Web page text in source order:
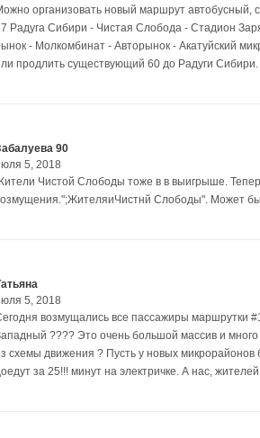
организовать новый маршрут автобусный,
Радуга Сибири - Чистая Слобода - Стадион
- Молкомбинат - Авторынок - Акатуйский
продлить существующий 60 до Радуги Сибири.
90
5, 2018
Чистой Слободы тоже в в выигрыше.
Слободы". Может
5, 2018
возмущались все пассажиры маршрутки
???? Это очень большой массив и много
схемы движения ? Пусть у новых
за 25!!! минут на электричке. А нас,